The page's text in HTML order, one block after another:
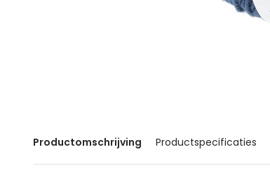
Productomschrijving Productspecificaties